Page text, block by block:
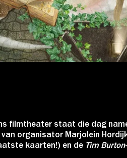
LUX
filmtheater staat die dag
van organisator Marjolein
kaarten!) en de Tim